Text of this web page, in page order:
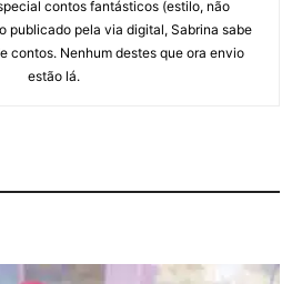
contos fantásticos (estilo, não
publicado pela via digital, Sabrina sabe
contos. Nenhum destes que ora envio
estão lá.